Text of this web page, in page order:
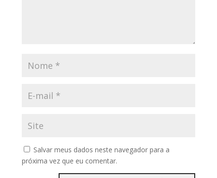
Salvar meus dados neste navegador para a
próxima vez que eu comentar.